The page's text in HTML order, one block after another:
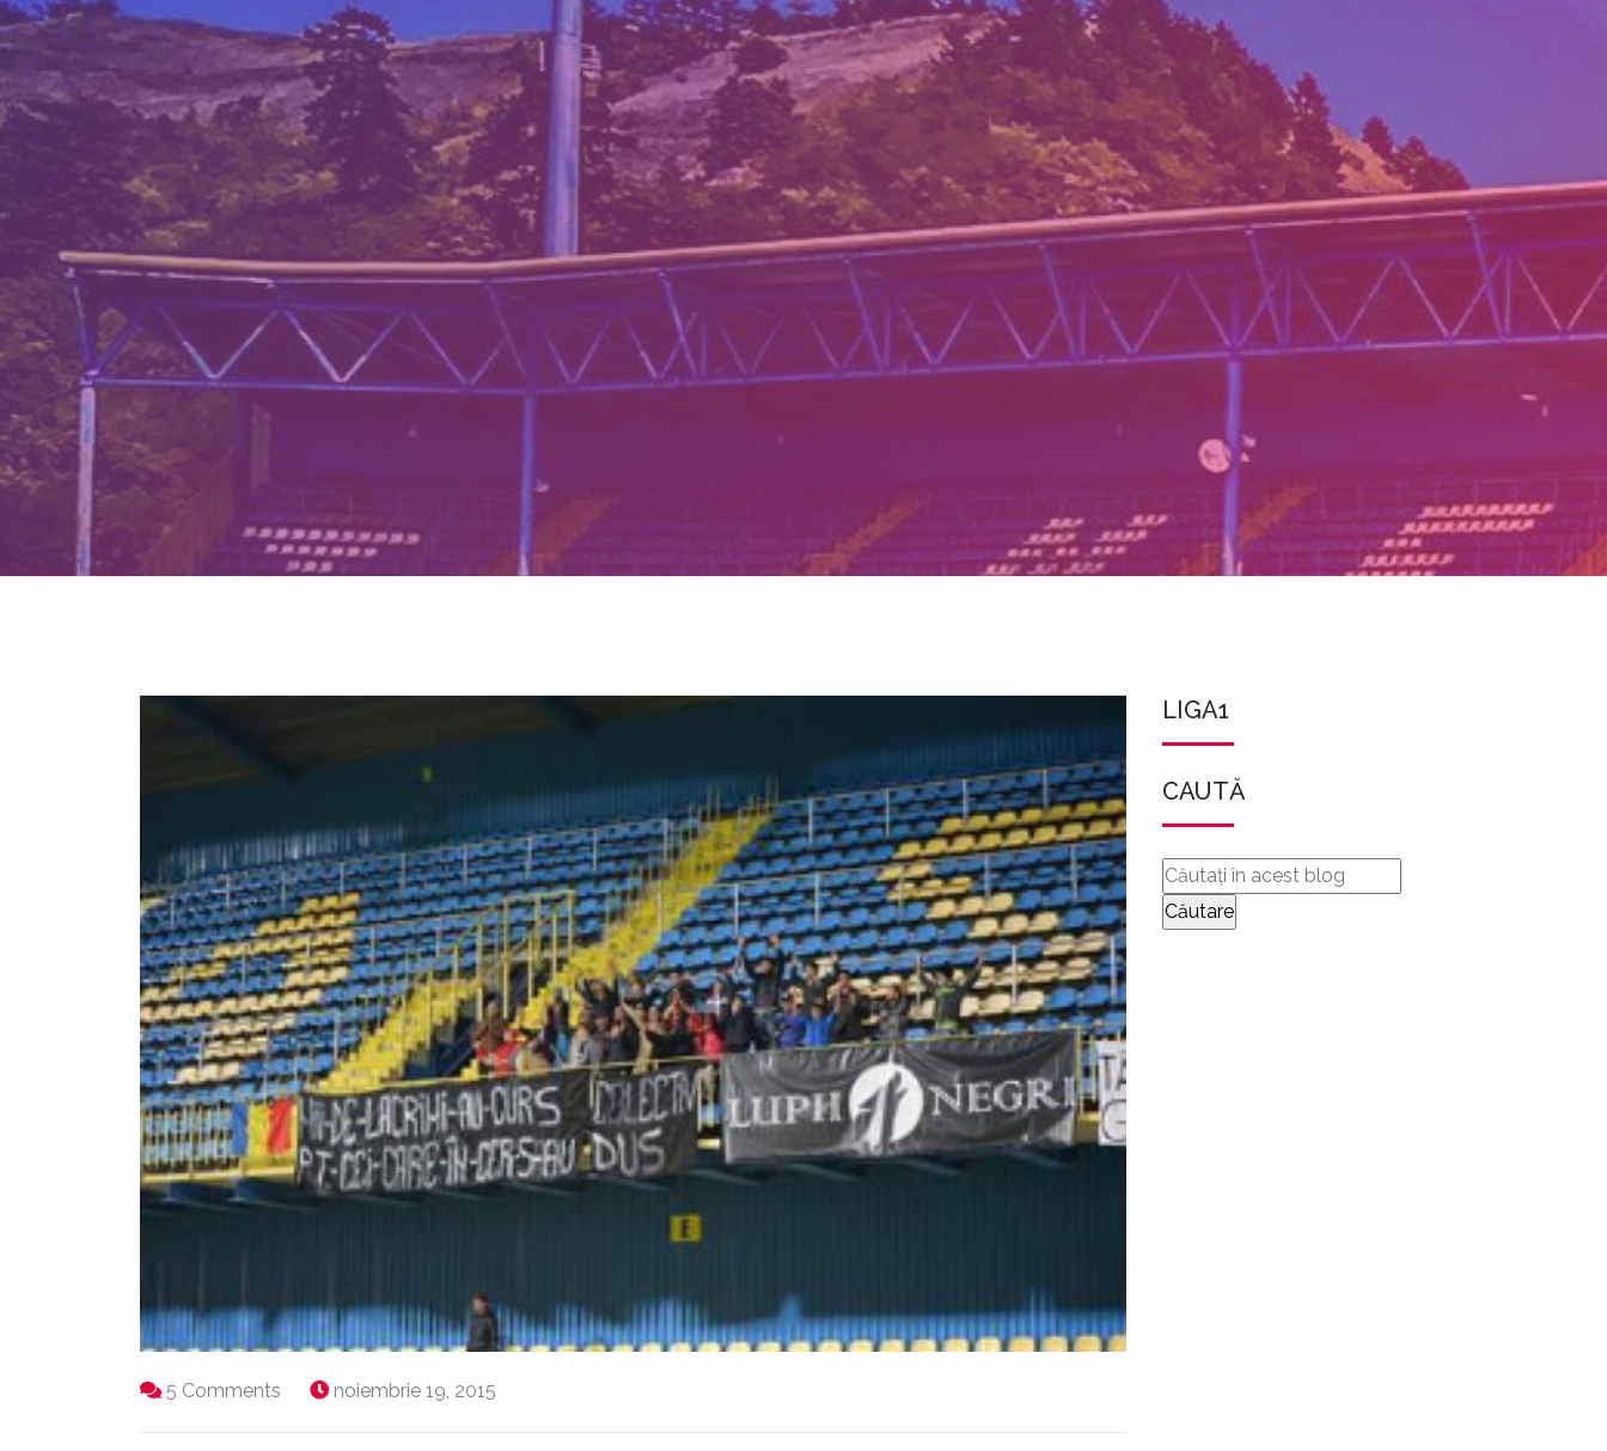
5 Comments noiembrie 19, 2015
LIGA1
CAUTĂ